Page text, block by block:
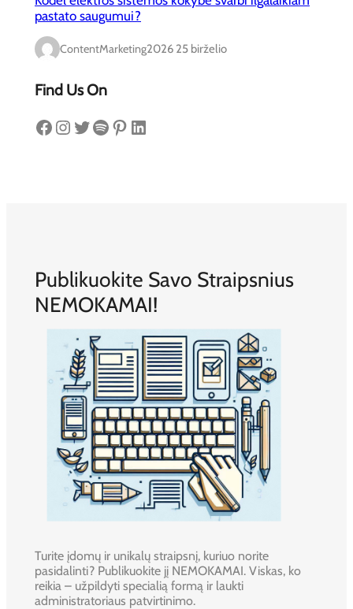
pastato saugumui?
ContentMarketing2026 25 birželio
Find Us On
Facebook Instagram Twitter Spotify Pinterest LinkedIn
Publikuokite Savo Straipsnius
NEMOKAMAI!
Turite įdomų ir unikalų straipsnį, kuriuo norite
pasidalinti? Publikuokite jį NEMOKAMAI. Viskas, ko
reikia – užpildyti specialią formą ir laukti
administratoriaus patvirtinimo.